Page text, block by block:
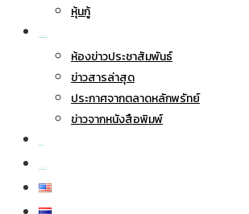
หุ้นกู้
ห้องข่าวประชาสัมพันธ์
ข่าวสารล่าสุด
ประกาศจากตลาดหลักพรัทย์
ข่าวจากหนังสือพิมพ์